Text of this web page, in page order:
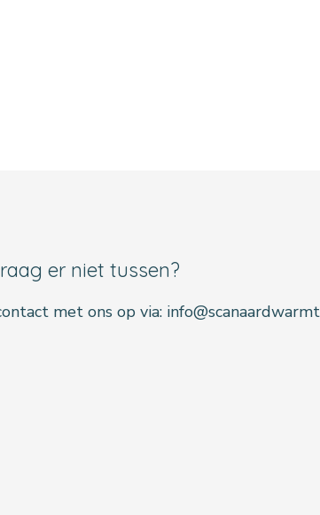
er niet tussen?
met ons op via: